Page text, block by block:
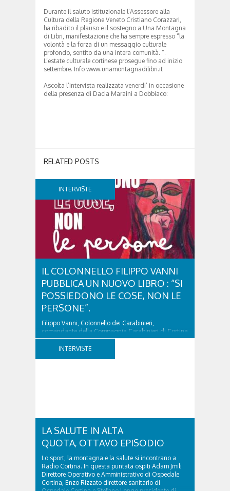
Durante il saluto istituzionale l’Assessore alla
Cultura della Regione Veneto Cristiano Corazzari,
ha ribadito il plauso e il sostegno a Una Montagna
di Libri, manifestazione che ha sempre espresso “la
volontà e la forza di un messaggio culturale
profondo, sentito da una intera comunità. “.
L’estate culturale cortinese prosegue fino ad inizio
settembre. Info www.unamontagnadilibri.it
Ascolta l’intervista realizzata venerdi’ in occasione
della presenza di Dacia Maraini a Dobbiaco:
RELATED POSTS
INTERVISTE
IL COLONNELLO FILIPPO VANNI
PUBBLICA UN NUOVO LIBRO : “SI
POSSIEDONO LE COSE, NON LE
PERSONE”.
Filippo Vanni, Colonnello dei Carabinieri,
comandante della Compagnia Carabinieri di Cortina
d’Ampezzo sino al 2010, esperto di legislazione
nazionale ed europea, è l’ideatore del progetto di
INTERVISTE
LA SALUTE IN ALTA
QUOTA, OTTAVO EPISODIO
Lo sport, la montagna e la salute si incontrano a
Radio Cortina. In questa puntata ospiti Adam Jmili
Direttore Operativo e Amministrativo di Ospedale
Cortina, Enzo Rizzato direttore sanitario di